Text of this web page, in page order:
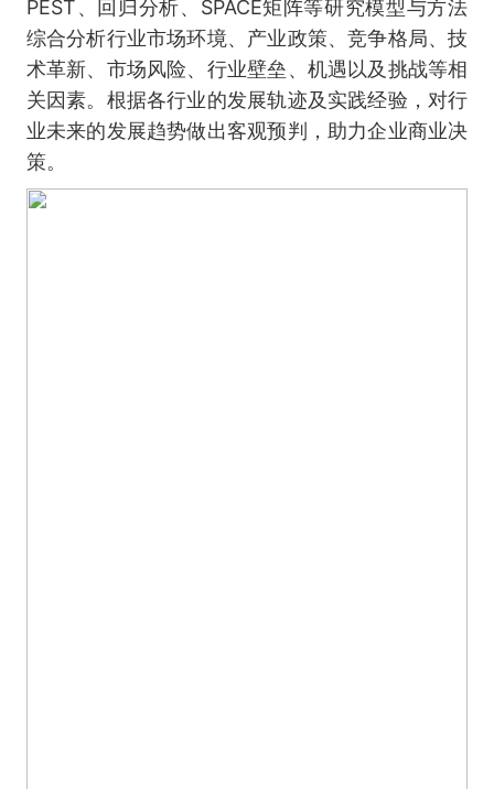
PEST、回归分析、SPACE矩阵等研究模型与方法
综合分析行业市场环境、产业政策、竞争格局、技
术革新、市场风险、行业壁垒、机遇以及挑战等相
关因素。根据各行业的发展轨迹及实践经验，对行
业未来的发展趋势做出客观预判，助力企业商业决
策。